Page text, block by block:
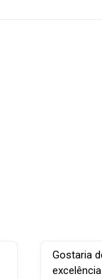
Gostaria